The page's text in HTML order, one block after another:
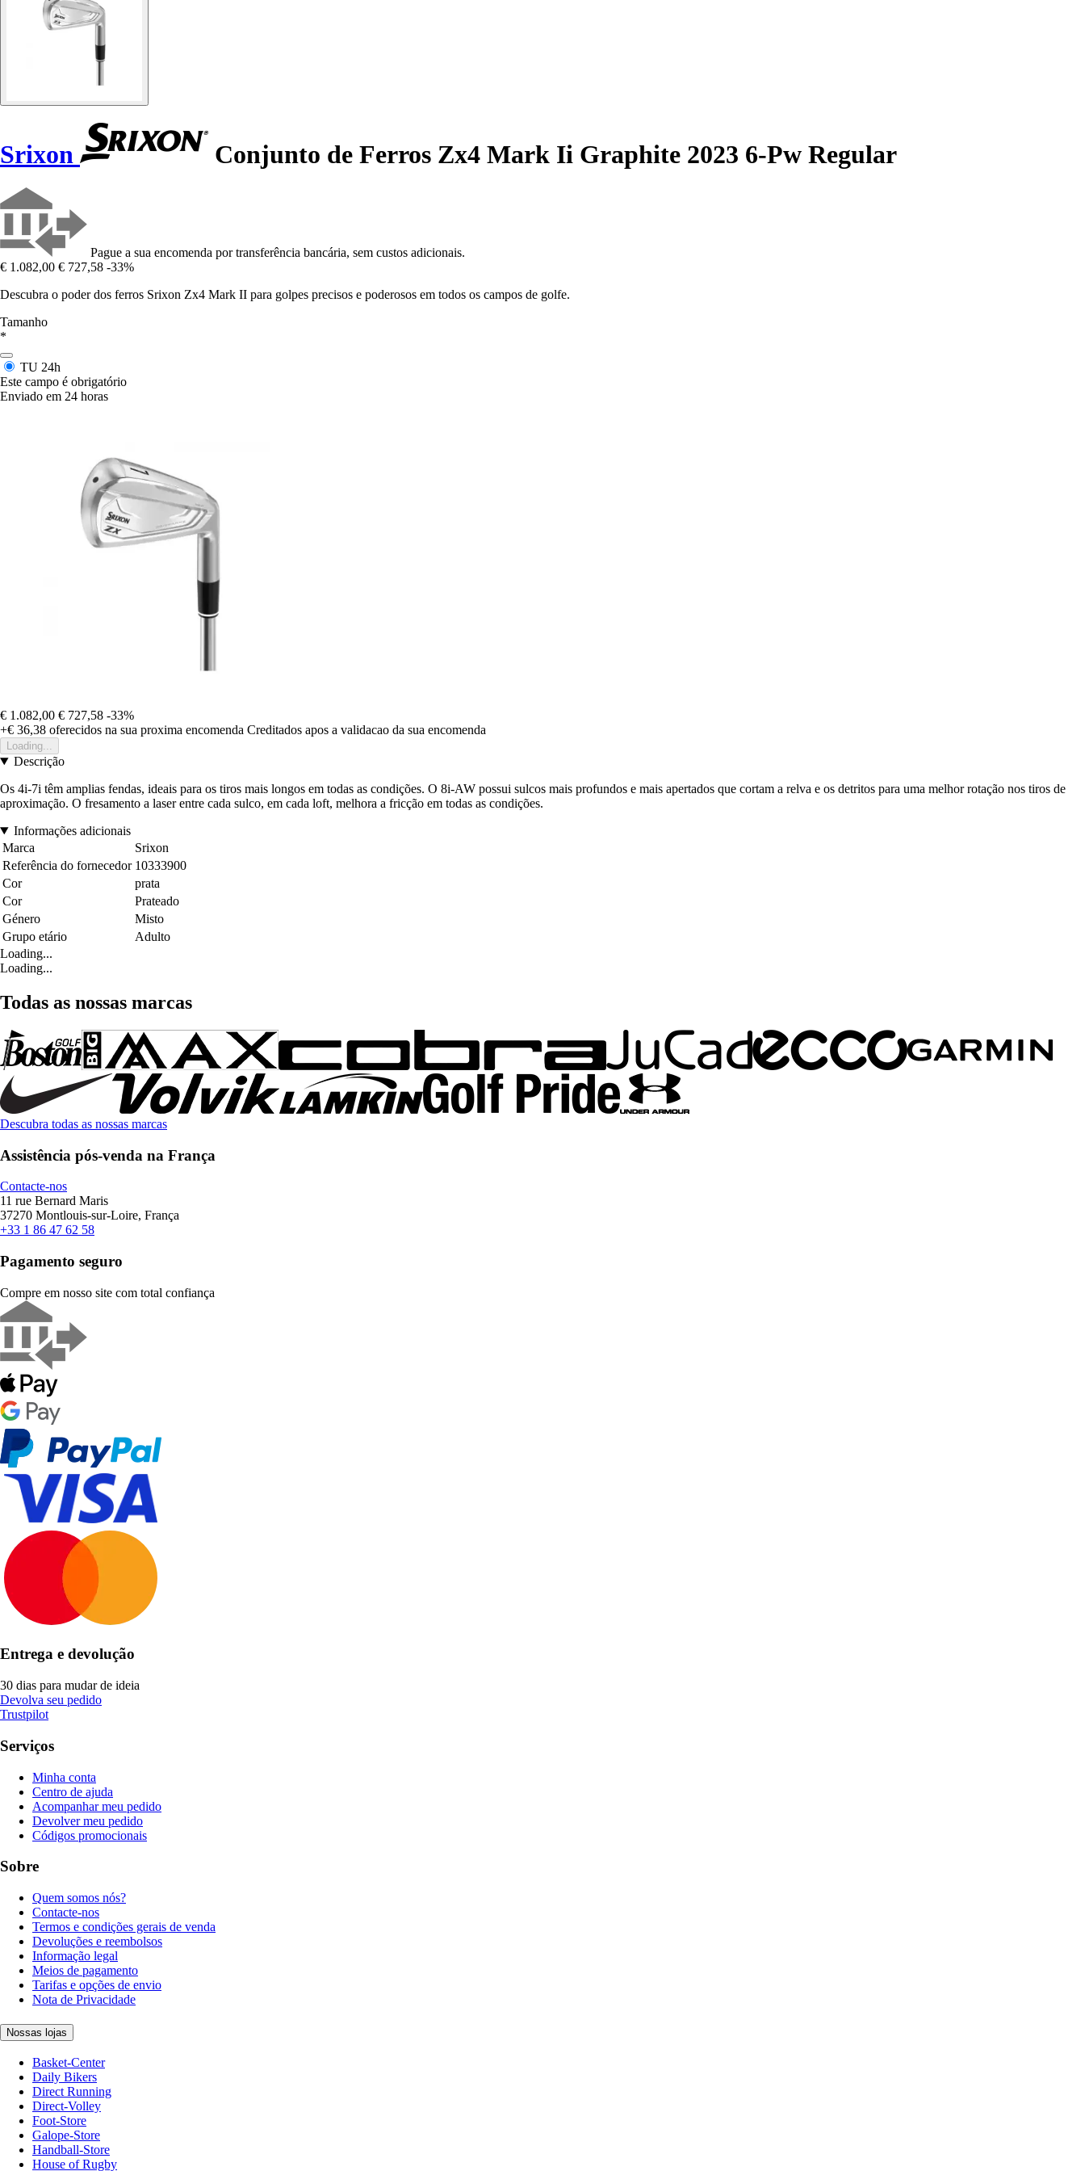
Srixon Conjunto de Ferros Zx4 Mark Ii Graphite 2023 6-Pw Regular
Pague a sua encomenda por transferência bancária, sem custos adicionais.
€ 1.082,00 € 727,58 -33%
Descubra o poder dos ferros Srixon Zx4 Mark II para golpes precisos e poderosos em todos os campos de golfe.
Tamanho
*
TU 24h
Este campo é obrigatório
Enviado em 24 horas
€ 1.082,00 € 727,58 -33%
+€ 36,38 oferecidos na sua proxima encomenda Creditados apos a validacao da sua encomenda
Loading...
Descrição
Os 4i-7i têm amplias fendas, ideais para os tiros mais longos em todas as condições. O 8i-AW possui sulcos mais profundos e mais apertados que cortam a relva e os detritos para uma melhor rotação nos tiros de
aproximação. O fresamento a laser entre cada sulco, em cada loft, melhora a fricção em todas as condições.
Informações adicionais
Marca
Srixon
Referência do fornecedor 10333900
Cor
prata
Cor
Prateado
Género
Misto
Grupo etário
Adulto
Loading...
Loading...
Todas as nossas marcas
Descubra todas as nossas marcas
Assistência pós-venda na França
Contacte-nos
11 rue Bernard Maris
37270 Montlouis-sur-Loire, França
+33 1 86 47 62 58
Pagamento seguro
Compre em nosso site com total confiança
Entrega e devolução
30 dias para mudar de ideia
Devolva seu pedido
Trustpilot
Serviços
Minha conta
Centro de ajuda
Acompanhar meu pedido
Devolver meu pedido
Códigos promocionais
Sobre
Quem somos nós?
Contacte-nos
Termos e condições gerais de venda
Devoluções e reembolsos
Informação legal
Meios de pagamento
Tarifas e opções de envio
Nota de Privacidade
Nossas lojas
Basket-Center
Daily Bikers
Direct Running
Direct-Volley
Foot-Store
Galope-Store
Handball-Store
House of Rugby